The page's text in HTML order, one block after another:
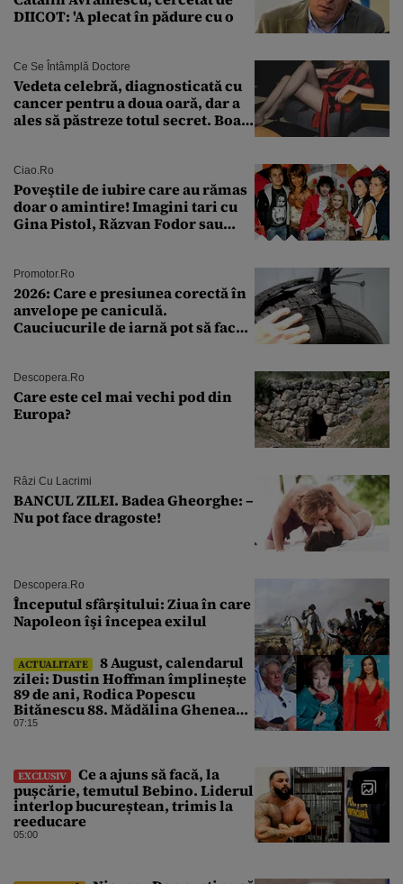
DIICOT: 'A plecat în pădure cu o
Ce Se Întâmplă Doctore
Vedeta celebră, diagnosticată cu
cancer pentru a doua oară, dar a
ales să păstreze totul secret. Boala
Ciao.ro
Poveştile de iubire care au rămas
doar o amintire! Imagini tari cu
Gina Pistol, Răzvan Fodor sau
Promotor.ro
2026: Care e presiunea corectă în
anvelope pe caniculă.
Cauciucurile de iarnă pot să facă
Descopera.ro
Care este cel mai vechi pod din
Europa?
Râzi Cu Lacrimi
BANCUL ZILEI. Badea Gheorghe: –
Nu pot face dragoste!
Descopera.ro
Începutul sfârşitului: Ziua în care
Napoleon îşi începea exilul
ACTUALITATE
8 August, calendarul
zilei: Dustin Hoffman împlinește
89 de ani, Rodica Popescu
Bitănescu 88. Mădălina Ghenea
face 39 de ani
07:15
EXCLUSIV
Ce a ajuns să facă, la
pușcărie, temutul Bebino. Liderul
interlop bucureștean, trimis la
reeducare
05:00